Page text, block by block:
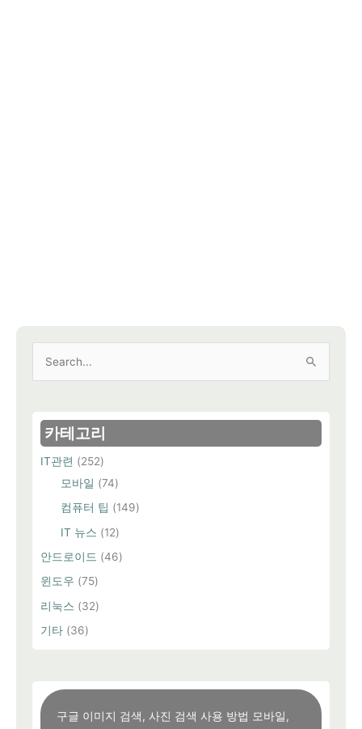
상
카테고리
IT관련 (252)
모바일 (74)
컴퓨터 팁 (149)
IT 뉴스 (12)
안드로이드 (46)
윈도우 (75)
리눅스 (32)
기타 (36)
구글 이미지 검색, 사진 검색 사용 방법 모바일,